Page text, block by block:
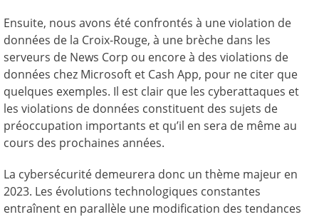
Ensuite, nous avons été confrontés à une violation de
données de la Croix-Rouge, à une brèche dans les
serveurs de News Corp ou encore à des violations de
données chez Microsoft et Cash App, pour ne citer que
quelques exemples. Il est clair que les cyberattaques et
les violations de données constituent des sujets de
préoccupation importants et qu’il en sera de même au
cours des prochaines années.
La cybersécurité demeurera donc un thème majeur en
2023. Les évolutions technologiques constantes
entraînent en parallèle une modification des tendances